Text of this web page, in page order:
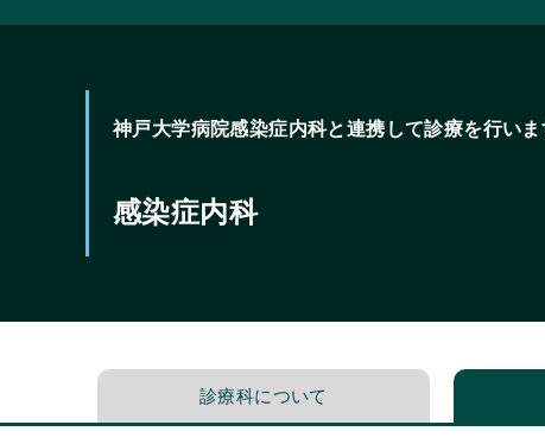
神戸大学病院感染症内科と連携して診療を行いま
感染症内科
診療科について